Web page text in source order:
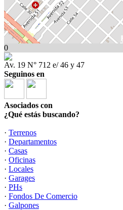
0
Av. 19 N° 712 e/ 46 y 47
Seguinos en
Asociados con
¿Qué estás buscando?
· Terrenos
· Departamentos
· Casas
· Oficinas
· Locales
· Garages
· PHs
· Fondos De Comercio
· Galpones